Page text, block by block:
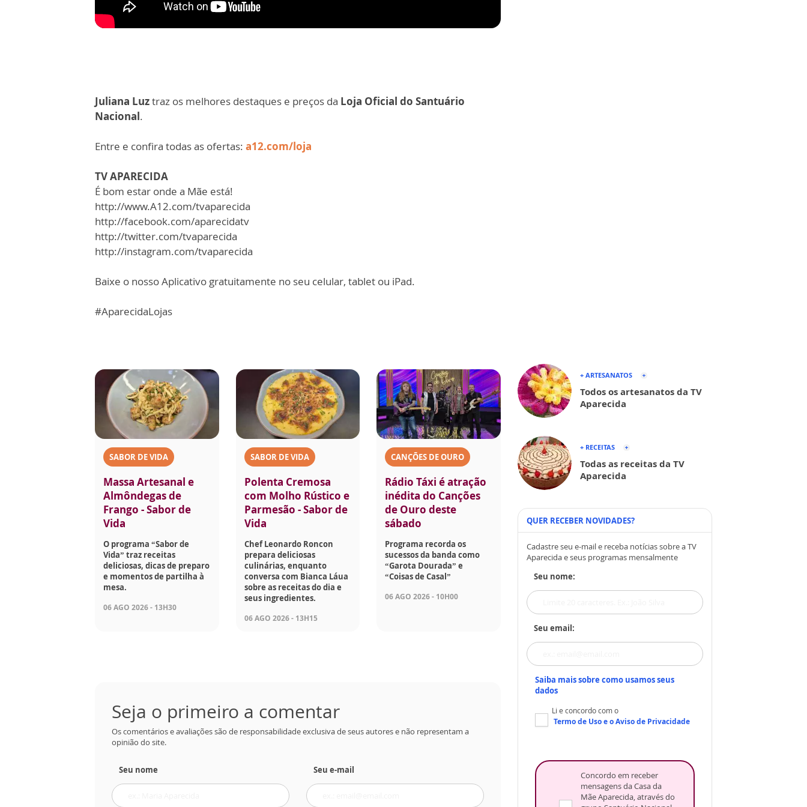
Juliana Luztraz os melhores destaques e preços da Loja Oficial do Santuário
Nacional.
Entre e confira todas as ofertas: a12.com/loja
TV APARECIDA
É bom estar onde a Mãe está!
http://www.A12.com/tvaparecida​​​​​
http://facebook.com/aparecidatv​​​​​
http://twitter.com/tvaparecida​​​​​
http://instagram.com/tvaparecida​​​​​
Baixe o nosso Aplicativo gratuitamente no seu celular, tablet ou iPad.
#AparecidaLojas
SABOR DE VIDA
Massa Artesanal e
Almôndegas de
Frango - Sabor de
Vida
O programa “Sabor de
Vida” traz receitas
deliciosas, dicas de preparo
e momentos de partilha à
mesa.
06 AGO 2026 - 13H30
SABOR DE VIDA
Polenta Cremosa
com Molho Rústico e
Parmesão - Sabor de
Vida
Chef Leonardo Roncon
prepara deliciosas
culinárias, enquanto
conversa com Bianca Láua
sobre as receitas do dia e
seus ingredientes.
06 AGO 2026 - 13H15
CANÇÕES DE OURO
Rádio Táxi é atração
inédita do Canções
de Ouro deste
sábado
Programa recorda os
sucessos da banda como
“Garota Dourada” e
“Coisas de Casal”
06 AGO 2026 - 10H00
Seja o primeiro a comentar
Os comentários e avaliações são de responsabilidade exclusiva de seus autores e não representam a
opinião do site.
Seu nome Seu e-mail
+ ARTESANATOS
Todos os artesanatos da TV
Aparecida
+ RECEITAS
Todas as receitas da TV
Aparecida
QUER RECEBER NOVIDADES?
Cadastre seu e-mail e receba notícias sobre a TV
Aparecida e seus programas mensalmente
Seu nome:
Seu email:
Saiba mais sobre como usamos seus
dados
Li e concordo com o
Termo de Usoe oAviso de Privacidade
Concordo em receber
mensagens da Casa da
Mãe Aparecida, através do